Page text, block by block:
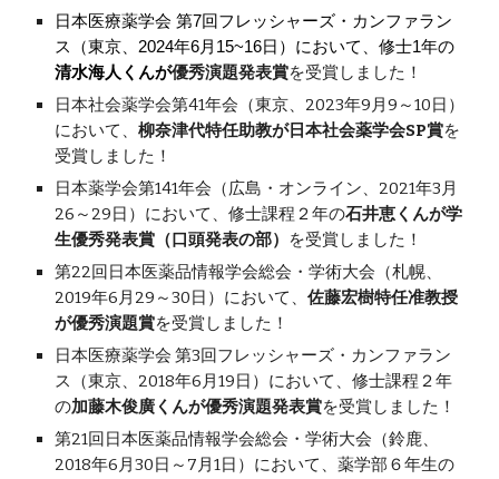
日本医療薬学会 第7回フレッシャーズ・カンファラン
ス（東京、2024年6月15~16日）において、修士1年の
清水海人くんが優秀演題発表賞を受賞しました！
日本社会薬学会第41年会（東京、2023年9月9～10日）
において、柳奈津代特任助教が日本社会薬学会SP賞を
受賞しました！
日本薬学会第141年会（広島・オンライン、 2021年3月
26～29日 ） において、修士課程２年の石井恵くんが学
生優秀発表賞（口頭発表の部） を受賞しました！
第22回日本医薬品情報学会総会・学術大会（札幌、
2019年6月29～30日）において、佐藤宏樹特任准教授
が優秀演題賞を受賞しました！
日本医療薬学会 第3回フレッシャーズ・カンファラン
ス（東京、2018年6月19日）において、修士課程２年
の加藤木俊廣くんが優秀演題発表賞を受賞しました！
第21回日本医薬品情報学会総会・学術大会（鈴鹿、
2018年6月30日～7月1日）において、薬学部６年生の